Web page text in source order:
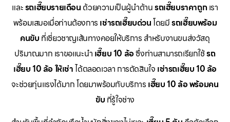
และรถเฮี๊ยบรายเดือน ด้วยความเป็นผู้นำด้านรถเฮี๊ยบราคาถูกเรา
พร้อมเสมอเมื่อท่านต้องการ เช่ารถเฮี๊ยบด่วนโดยมีรถเฮี๊ยบพร้อม
คนขับ ที่เชี่ยวชาญเส้นทางคอยให้บริการ สำหรับงานขนส่งวัสดุ
ปริมาณมาก เราขอแนะนำ เฮี๊ยบ 10 ล้อซึ่งท่านสามารถเรียกใช้รถ
เฮี๊ยบ 10 ล้อ ให้เช่าได้ตลอดเวลา การตัดสินใจ เช่ารถเฮี๊ยบ 10 ล้อ
จะช่วยทุ่นแรงได้มาก โดยมาพร้อมกับบริการ เฮี๊ยบ 10 ล้อ พร้อมคน
ขับ ที่รู้ใจช่าง